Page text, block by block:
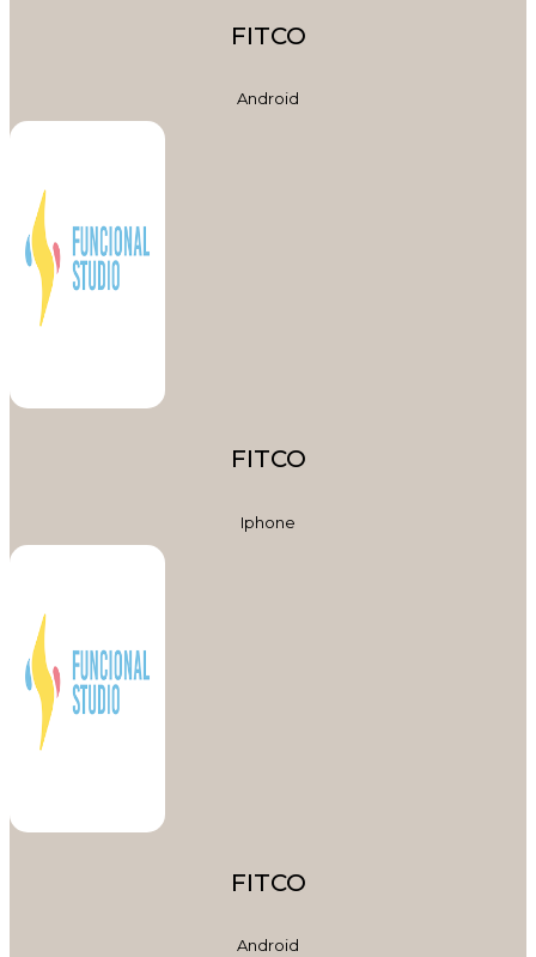
FITCO
Android
FITCO
Iphone
FITCO
Android